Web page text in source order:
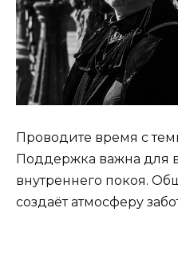
Проводите время с
Поддержка важна для
внутреннего покоя.
создаёт атмосферу